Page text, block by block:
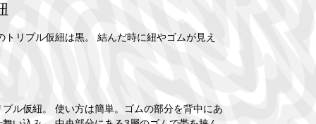
リプル仮紐は黒。 結んだ時に紐やゴムが見え
ル仮紐。 使い方は簡単。ゴムの部分を背中にあ